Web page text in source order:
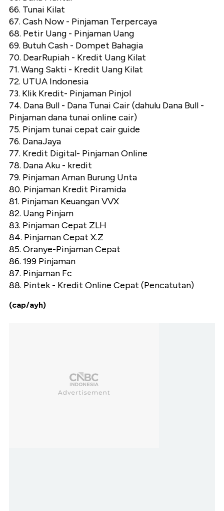
66. Tunai Kilat
67. Cash Now - Pinjaman Terpercaya
68. Petir Uang - Pinjaman Uang
69. Butuh Cash - Dompet Bahagia
70. DearRupiah - Kredit Uang Kilat
71. Wang Sakti - Kredit Uang Kilat
72. UTUA Indonesia
73. Klik Kredit- Pinjaman Pinjol
74. Dana Bull - Dana Tunai Cair (dahulu Dana Bull -
Pinjaman dana tunai online cair)
75. Pinjam tunai cepat cair guide
76. DanaJaya
77. Kredit Digital- Pinjaman Online
78. Dana Aku - kredit
79. Pinjaman Aman Burung Unta
80. Pinjaman Kredit Piramida
81. Pinjaman Keuangan VVX
82. Uang Pinjam
83. Pinjaman Cepat ZLH
84. Pinjaman Cepat X.Z
85. Oranye-Pinjaman Cepat
86. 199 Pinjaman
87. Pinjaman Fc
88. Pintek - Kredit Online Cepat (Pencatutan)
(cap/ayh)